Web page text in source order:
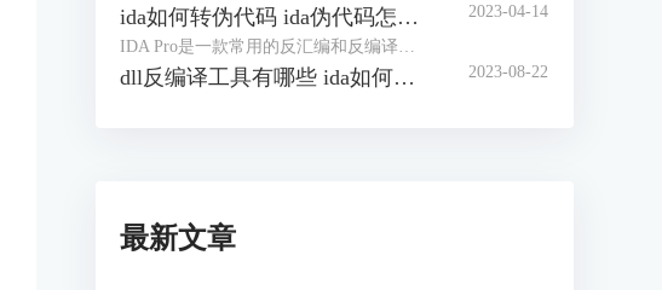
ida如何转伪代码 ida伪代码怎么看 2023-04-14
dll反编译工具有哪些 ida如何反编译修改dll文件 2023-08-22
最新文章